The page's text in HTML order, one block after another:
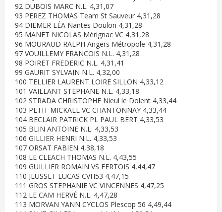
92 DUBOIS MARC N.L. 4,31,07
93 PEREZ THOMAS Team St Sauveur 4,31,28
94 DIEMER LÉA Nantes Doulon 4,31,28
95 MANET NICOLAS Mérignac VC 4,31,28
96 MOURAUD RALPH Angers Métropole 4,31,28
97 VOUILLEMY FRANCOIS N.L. 4,31,28
98 POIRET FREDERIC N.L. 4,31,41
99 GAURIT SYLVAIN N.L. 4,32,00
100 TELLIER LAURENT LOIRE SILLON 4,33,12
101 VAILLANT STEPHANE N.L. 4,33,18
102 STRADA CHRISTOPHE Nieul le Dolent 4,33,44
103 PETIT MICKAEL VC CHANTONNAY 4,33,44
104 BECLAIR PATRICK PL PAUL BERT 4,33,53
105 BLIN ANTOINE N.L. 4,33,53
106 GILLIER HENRI N.L. 4,33,53
107 ORSAT FABIEN 4,38,18
108 LE CLEACH THOMAS N.L. 4,43,55
109 GUILLIER ROMAIN VS FERTOIS 4,44,47
110 JEUSSET LUCAS CVH53 4,47,15
111 GROS STEPHANIE VC VINCENNES 4,47,25
112 LE CAM HERVÉ N.L. 4,47,28
113 MORVAN YANN CYCLOS Plescop 56 4,49,44